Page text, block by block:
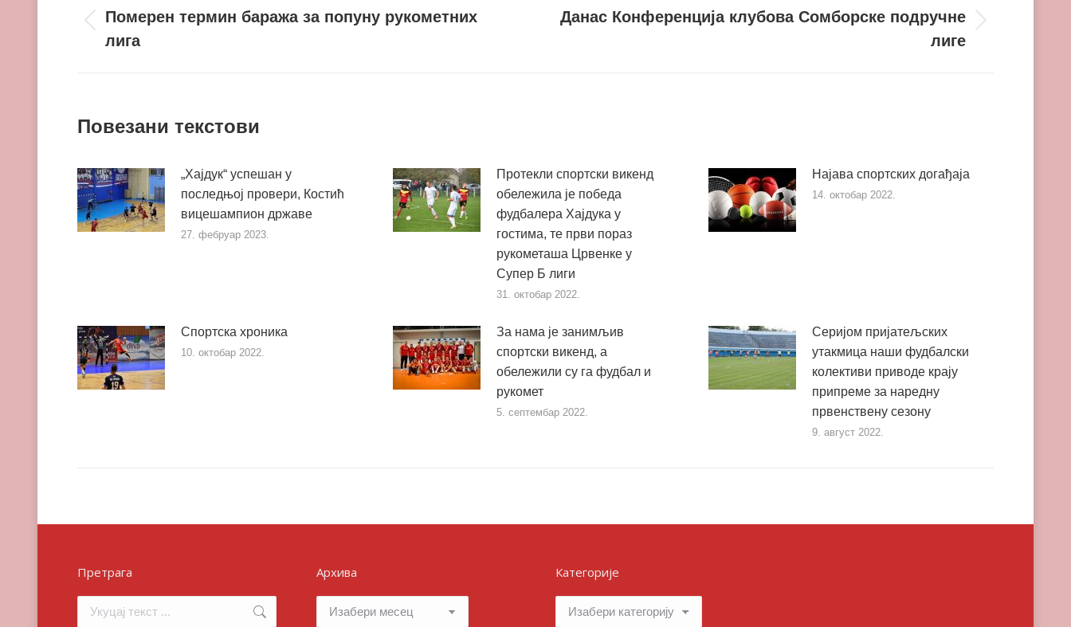
navigation
Претходни
пост
Померен термин баража за попуну рукометних
лига
Следећи
Данас Конференција клубова Сомборске подручне
лиге
Повезани текстови
„Хајдук“ успешан у
последњој провери, Костић
вицешампион државе
27. фебруар 2023.
Протекли спортски викенд
обележила је победа
фудбалера Хајдука у
гостима, те први пораз
рукометаша Црвенке у
Супер Б лиги
31. октобар 2022.
Најава спортских догађаја
14. октобар 2022.
Спортска хроника
10. октобар 2022.
За нама је занимљив
спортски викенд, а
обележили су га фудбал и
рукомет
5. септембар 2022.
Серијом пријатељских
утакмица наши фудбалски
колективи приводе крају
припреме за наредну
првенствену сезону
9. август 2022.
Претрага Архива Категорије